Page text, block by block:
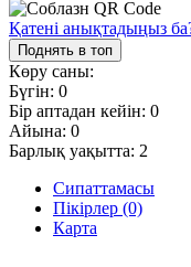
Қатені анықтадыңыз
Поднять в топ
Көру саны:
Бүгін: 0
Бір аптадан кейін: 0
Айына: 0
Барлық уақытта: 2
Сипаттамасы
Пікірлер (0)
Карта